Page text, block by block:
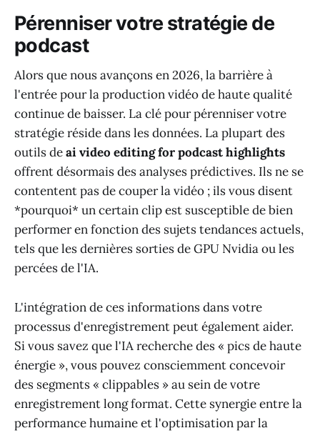
Pérenniser votre stratégie de
podcast
Alors que nous avançons en 2026, la barrière à
l'entrée pour la production vidéo de haute qualité
continue de baisser. La clé pour pérenniser votre
stratégie réside dans les données. La plupart des
outils deai video editing for podcast highlights
offrent désormais des analyses prédictives. Ils ne se
contentent pas de couper la vidéo ; ils vous disent
*pourquoi* un certain clip est susceptible de bien
performer en fonction des sujets tendances actuels,
tels que les dernières sorties de GPU Nvidia ou les
percées de l'IA.
L'intégration de ces informations dans votre
processus d'enregistrement peut également aider.
Si vous savez que l'IA recherche des « pics de haute
énergie », vous pouvez consciemment concevoir
des segments « clippables » au sein de votre
enregistrement long format. Cette synergie entre la
performance humaine et l'optimisation par la